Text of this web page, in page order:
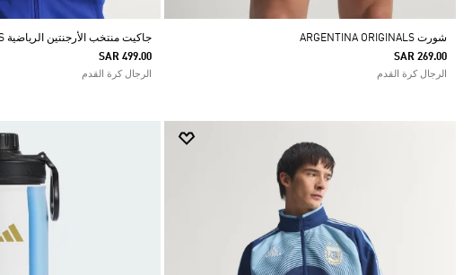
شورت ARGENTINA ORIGINALS
SAR 269.00
الرجال كرة القدم
جاكيت منتخب الأرجنتين الرياضية ORIGINALS
SAR 499.00
الرجال كرة القدم